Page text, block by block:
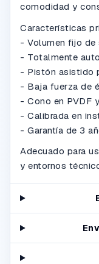
comodidad y
Características
- Volumen fijo
- Totalmente
- Pistón asistido
- Baja fuerza de
- Cono en PVDF
- Calibrada en
- Garantía de 3
Adecuado para
y entornos